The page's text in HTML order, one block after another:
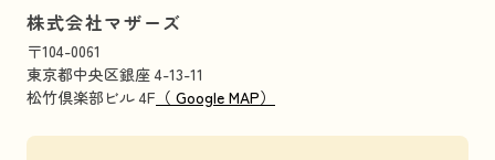
株式会社マザーズ
〒104-0061
東京都中央区銀座 4-13-11
松竹倶楽部ビル 4F （ Google MAP）